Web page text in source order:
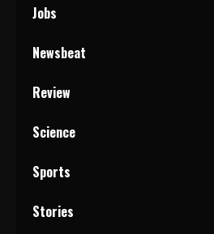
Jobs
Newsbeat
Review
Science
Sports
Stories